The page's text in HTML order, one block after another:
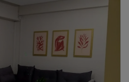
12:00 –21:00
12:00 –21:00
Κλειστό